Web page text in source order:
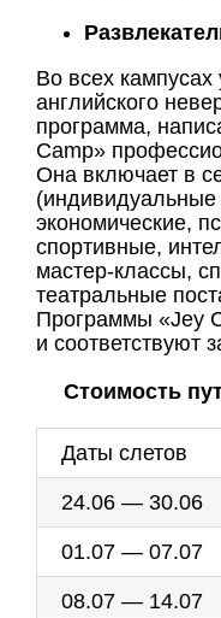
Во всех
английского
программа,
Camp»
Она включает в
(индивидуальные
экономические,
спортивные,
мастер-классы,
театральные
Программы «Jey
и соответствуют
Стоимость
Даты слетов
24.06 — 30.06
01.07 — 07.07
08.07 — 14.07